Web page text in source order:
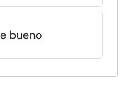
bueno